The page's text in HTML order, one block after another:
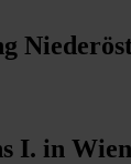
I. in Wien